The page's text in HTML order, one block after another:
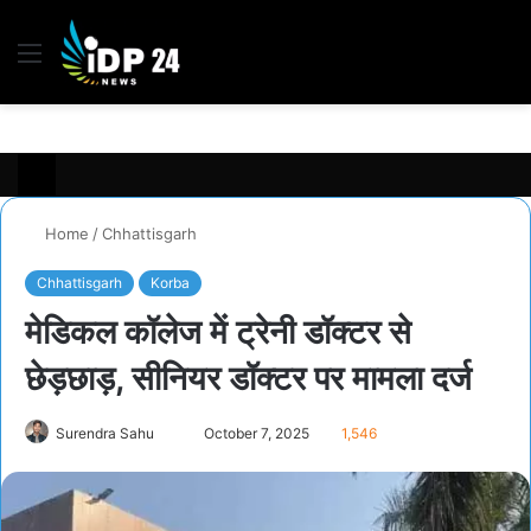
Menu
Home /Chhattisgarh
Chhattisgarh Korba
मेडिकल कॉलेज में ट्रेनी डॉक्टर से
छेड़छाड़, सीनियर डॉक्टर पर मामला दर्ज
Surendra Sahu October 7, 2025 1,546